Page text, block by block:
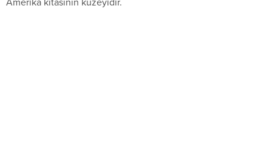
Amerika kıtasının kuzeyidir.